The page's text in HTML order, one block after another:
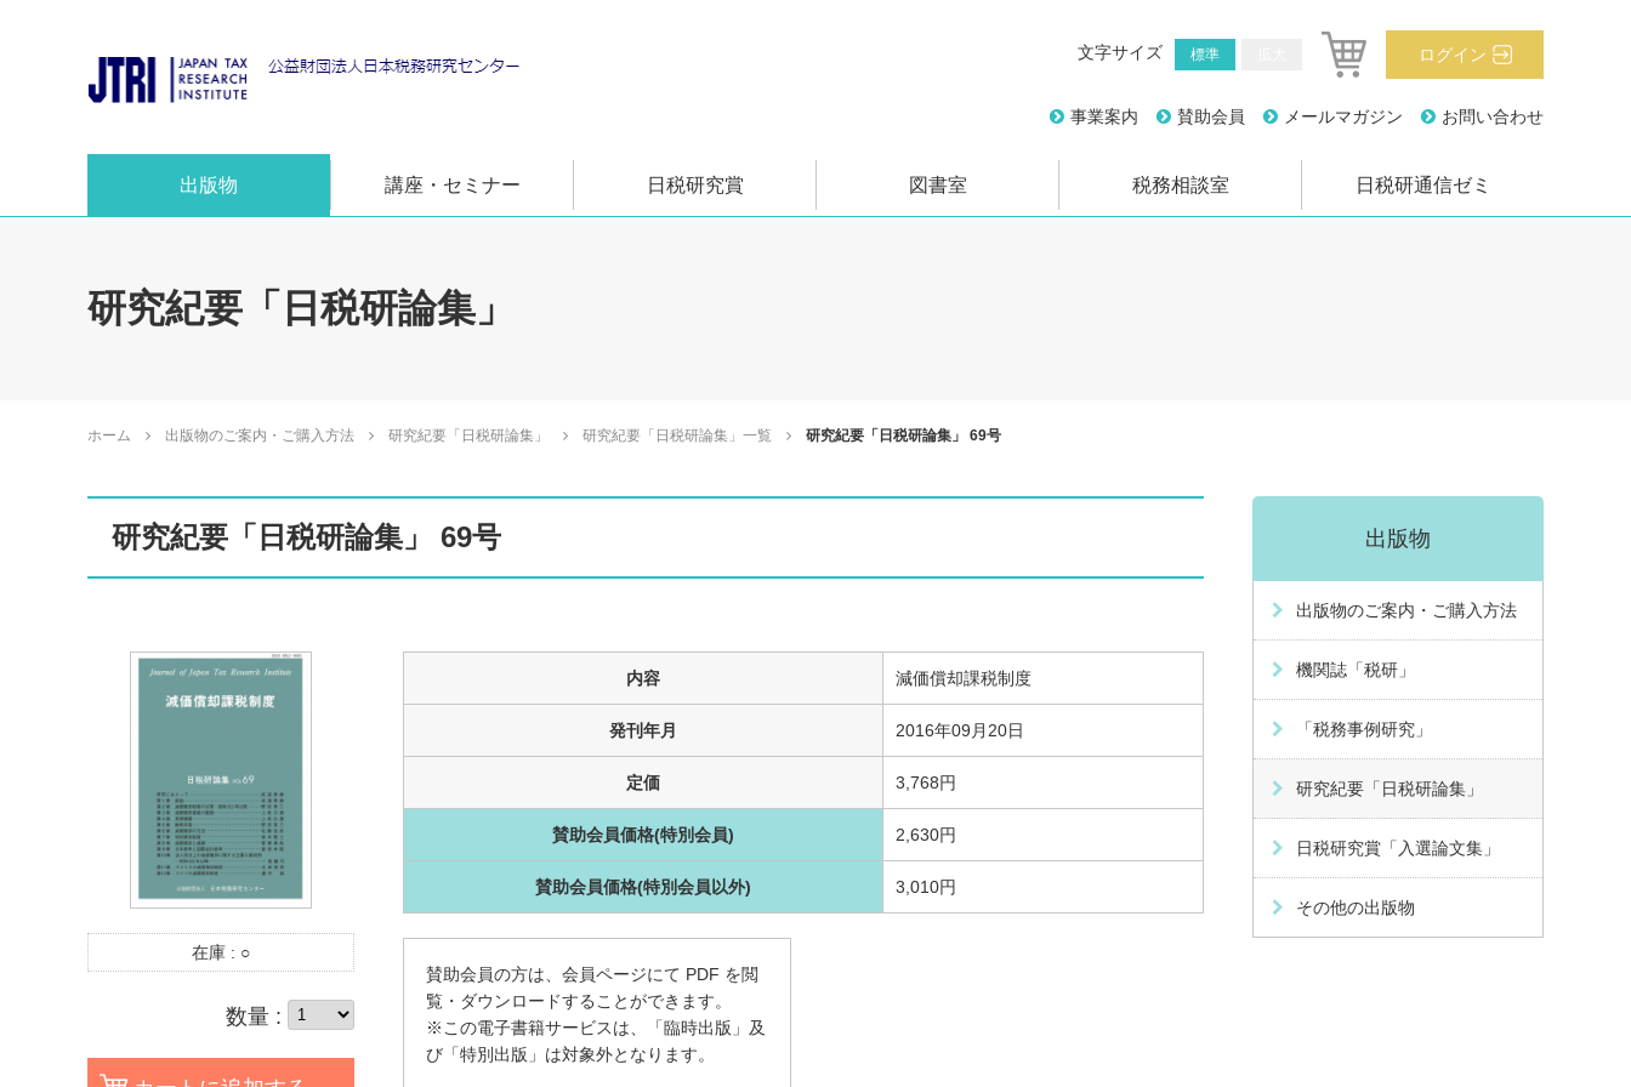
文字サイズ 標準 ログイン
事業案内 賛助会員 メールマガジン お問い合わせ
出版物 講座・セミナー 日税研究賞 図書室 税務相談室 日税研通信ゼミ
研究紀要「日税研論集」
ホーム 出版物のご案内・ご購入方法 研究紀要「日税研論集」 研究紀要「日税研論集」一覧 研究紀要「日税研論集」 69号
研究紀要「日税研論集」 69号
在庫 : ○
数量 :
内容 減価償却課税制度
発刊年月 2016年09月20日
定価 3,768円
賛助会員価格(特別会員) 2,630円
賛助会員価格(特別会員以外) 3,010円
賛助会員の方は、会員ページにて PDF を閲
覧・ダウンロードすることができます。
※この電子書籍サービスは、「臨時出版」及
び「特別出版」は対象外となります。
出版物
出版物のご案内・ご購入方法
機関誌「税研」
「税務事例研究」
研究紀要「日税研論集」
日税研究賞「入選論文集」
その他の出版物